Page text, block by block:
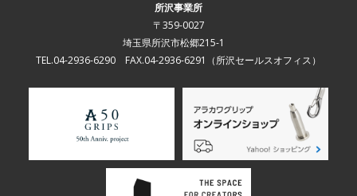
所沢事業所
〒359-0027
埼玉県所沢市松郷215-1
TEL.04-2936-6290 FAX.04-2936-6291 （所沢セールスオフィス）